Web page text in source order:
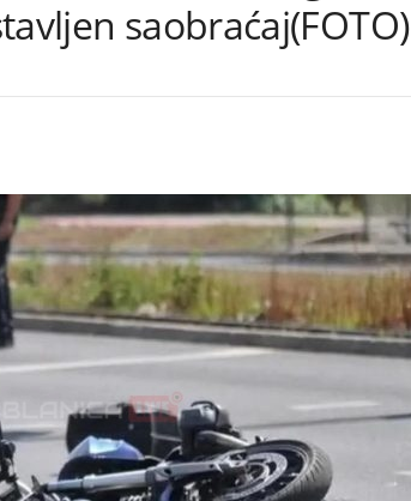
saobraćaj(FOTO)